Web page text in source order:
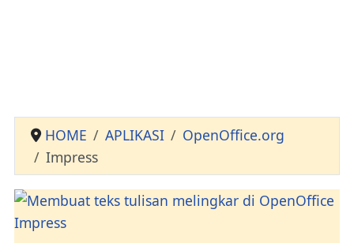
HOME APLIKASI
OpenOffice.org
Impress